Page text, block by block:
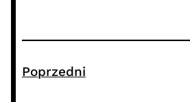
Poprzedni